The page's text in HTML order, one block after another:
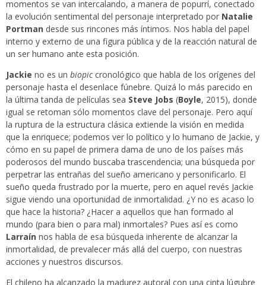
momentos se van intercalando, a manera de popurrí, conectado
la evolución sentimental del personaje interpretado por Natalie
Portman desde sus rincones más íntimos. Nos habla del papel
interno y externo de una figura pública y de la reacción natural de
un ser humano ante esta posición.
Jackie no es un biopiccronológico que habla de los orígenes del
personaje hasta el desenlace fúnebre. Quizá lo más parecido en
la última tanda de películas sea Steve Jobs (Boyle, 2015), donde
igual se retoman sólo momentos clave del personaje. Pero aquí
la ruptura de la estructura clásica extiende la visión en medida
que la enriquece; podemos ver lo político y lo humano de Jackie, y
cómo en su papel de primera dama de uno de los países más
poderosos del mundo buscaba trascendencia; una búsqueda por
perpetrar las entrañas del sueño americano y personificarlo. El
sueño queda frustrado por la muerte, pero en aquel revés Jackie
sigue viendo una oportunidad de inmortalidad. ¿Y no es acaso lo
que hace la historia? ¿Hacer a aquellos que han formado al
mundo (para bien o para mal) inmortales? Pues así es como
Larraín nos habla de esa búsqueda inherente de alcanzar la
inmortalidad, de prevalecer más allá del cuerpo, con nuestras
acciones y nuestros discursos.
El chileno ha alcanzado la madurez autoral con una cinta lúgubre